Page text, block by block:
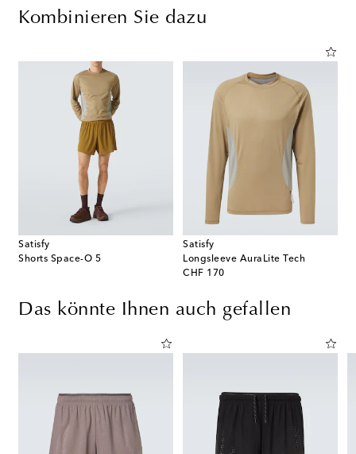
Kombinieren Sie dazu
Satisfy
Shorts Space-O 5
Satisfy
Longsleeve AuraLite Tech
CHF 170
original price
Das könnte Ihnen auch gefallen